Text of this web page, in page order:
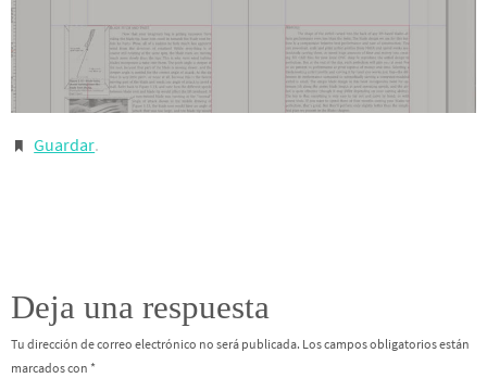
Guardar.
Deja una respuesta
Tu dirección de correo electrónico no será publicada. Los campos obligatorios están
marcados con *